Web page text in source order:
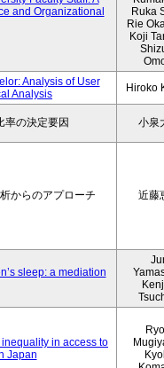
and Organizational
Ruka
Rie
Koji
Analysis of User
Analysis
Hiroko
率の決定要因 小泉
からのアプローチ 近藤
sleep: a mediation
in access to
Japan